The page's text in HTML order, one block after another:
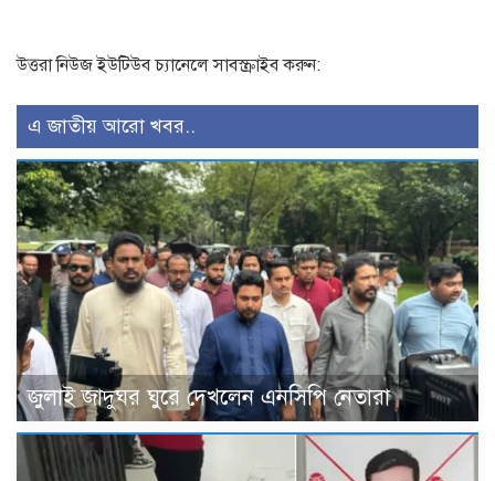
উত্তরা নিউজ ইউটিউব চ্যানেলে সাবস্ক্রাইব করুন:
এ জাতীয় আরো খবর..
জুলাই জাদুঘর ঘুরে দেখলেন এনসিপি নেতারা